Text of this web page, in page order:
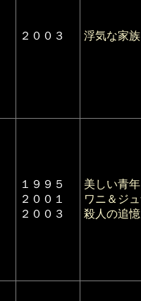
２００３ 浮気な家族
１９９５
２００１
２００３
美しい青
ワニ＆ジ
殺人の追憶